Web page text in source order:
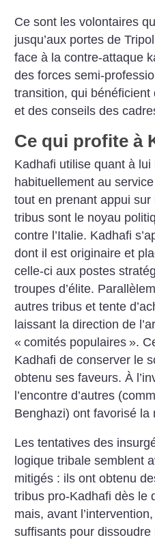
Ce sont les volontaires
jusqu’aux portes de
face à la contre-attaque
des forces semi-
transition, qui bénéficient
et des conseils des
Ce qui profite à
Kadhafi utilise quant à lui
habituellement au
tout en prenant appui
tribus sont le noyau
contre l’Italie. Kadhafi
dont il est originaire et
celle-ci aux postes
troupes d’élite.
autres tribus et tente
laissant la direction de
« comités populaires ».
Kadhafi de conserver le
obtenu ses faveurs. À
l’encontre d’autres
Benghazi) ont favorisé la
Les tentatives des
logique tribale semblent
mitigés : ils ont obtenu
tribus pro-Kadhafi dès le
mais, avant
suffisants pour